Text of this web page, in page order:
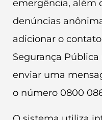
emergência, além
denúncias
adicionar o
Segurança
enviar uma
o número 0800